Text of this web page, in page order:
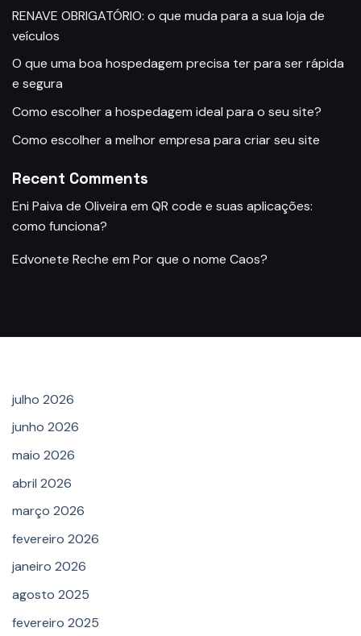
RENAVE OBRIGATÓRIO: o que muda para a sua loja de
veículos
O que uma boa hospedagem precisa ter para ser rápida
e segura
Como escolher a hospedagem ideal para o seu site?
Como escolher a melhor empresa para criar seu site
Recent Comments
Eni Paiva de Oliveira em QR code e suas aplicações:
como funciona?
Edvonete Reche em Por que o nome Caos?
julho 2026
junho 2026
maio 2026
abril 2026
março 2026
fevereiro 2026
janeiro 2026
agosto 2025
fevereiro 2025